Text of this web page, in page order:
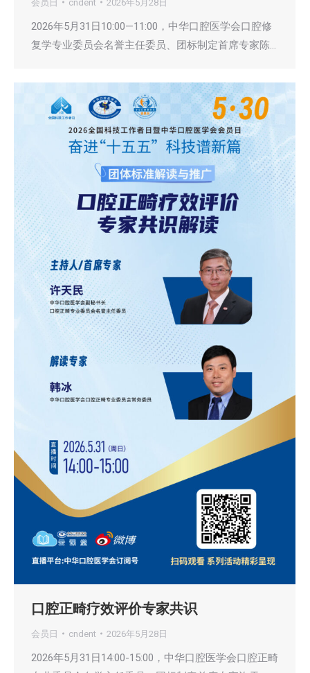
会员日 cndent 2026年5月28日
2026年5月31日10:00—11:00，中华口腔医学会口腔修
复学专业委员会名誉主任委员、团标制定首席专家陈…
口腔正畸疗效评价专家共识
会员日 cndent 2026年5月28日
2026年5月31日14:00-15:00，中华口腔医学会口腔正畸